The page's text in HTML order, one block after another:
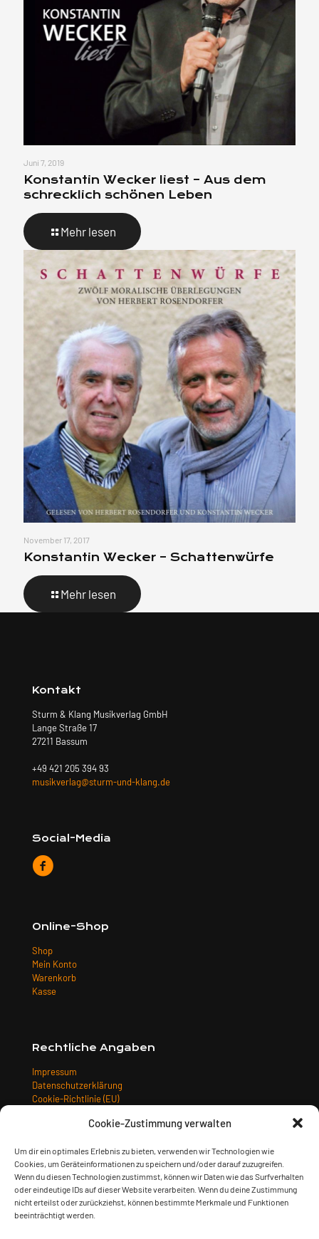
Cookie-Zustimmung verwalten
Um dir ein optimales Erlebnis zu bieten, verwenden wir Technologien wie
Cookies, um Geräteinformationen zu speichern und/oder darauf zuzugreifen.
Wenn du diesen Technologien zustimmst, können wir Daten wie das Surfverhalten
oder eindeutige IDs auf dieser Website verarbeiten. Wenn du deine Zustimmung
nicht erteilst oder zurückziehst, können bestimmte Merkmale und Funktionen
beeinträchtigt werden.
Juni 7, 2019
Konstantin Wecker liest – Aus dem
schrecklich schönen Leben
Mehr lesen
November 17, 2017
Konstantin Wecker – Schattenwürfe
Mehr lesen
Kontakt
Sturm & Klang Musikverlag GmbH
Lange Straße 17
27211 Bassum
+49 421 205 394 93
musikverlag@sturm-und-klang.de
Social-Media
Online-Shop
Shop
Mein Konto
Warenkorb
Kasse
Rechtliche Angaben
Impressum
Datenschutzerklärung
Cookie-Richtlinie (EU)
Widerrufsbelehrung
Zahlungsarten